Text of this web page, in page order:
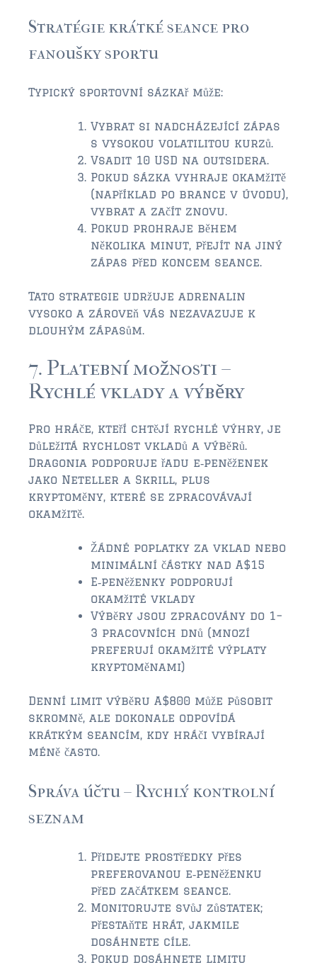
Stratégie krátké seance pro
fanoušky sportu
Typický sportovní sázkař může:
Vybrat si nadcházející zápas
s vysokou volatilitou kurzů.
Vsadit 10 USD na outsidera.
Pokud sázka vyhraje okamžitě
(například po brance v úvodu),
vybrat a začít znovu.
Pokud prohraje během
několika minut, přejít na jiný
zápas před koncem seance.
Tato strategie udržuje adrenalin
vysoko a zároveň vás nezavazuje k
dlouhým zápasům.
7. Platební možnosti –
Rychlé vklady a výběry
Pro hráče, kteří chtějí rychlé výhry, je
důležitá rychlost vkladů a výběrů.
Dragonia podporuje řadu e‑peněženek
jako Neteller a Skrill, plus
kryptoměny, které se zpracovávají
okamžitě.
Žádné poplatky za vklad nebo
minimální částky nad A$15
E‑peněženky podporují
okamžité vklady
Výběry jsou zpracovány do 1–
3 pracovních dnů (mnozí
preferují okamžité výplaty
kryptoměnami)
Denní limit výběru A$800 může působit
skromně, ale dokonale odpovídá
krátkým seancím, kdy hráči vybírají
méně často.
Správa účtu – Rychlý kontrolní
seznam
Přidejte prostředky přes
preferovanou e‑peněženku
před začátkem seance.
Monitorujte svůj zůstatek;
přestaňte hrát, jakmile
dosáhnete cíle.
Pokud dosáhnete limitu